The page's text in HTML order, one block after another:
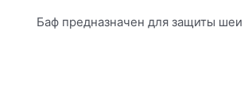
Баф предназначен для защиты